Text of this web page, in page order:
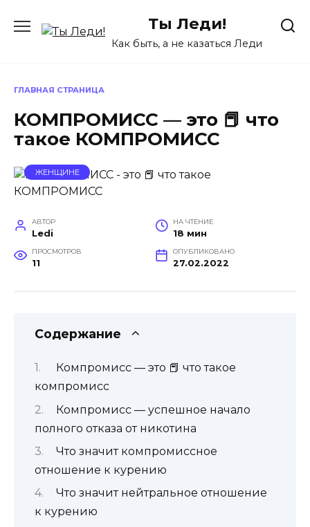
содержанию
Ты Леди!
Как быть, а не казаться Леди
ГЛАВНАЯ СТРАНИЦА
КОМПРОМИСС — это 📕 что
такое КОМПРОМИСС
ЖЕНЩИНЕ
АВТОР
Ledi
НА ЧТЕНИЕ
18 мин
ПРОСМОТРОВ
11
ОПУБЛИКОВАНО
27.02.2022
Содержание
Компромисс — это 📕 что такое
компромисс
Компромисс — успешное начало
полного отказа от никотина
Что значит компромиссное
отношение к курению
Что значит нейтральное отношение
к курению